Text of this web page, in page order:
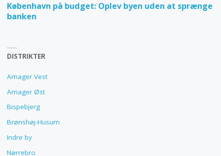
København på budget: Oplev byen uden at sprænge
banken
DISTRIKTER
Amager Vest
Amager Øst
Bispebjerg
Brønshøj-Husum
Indre by
Nørrebro